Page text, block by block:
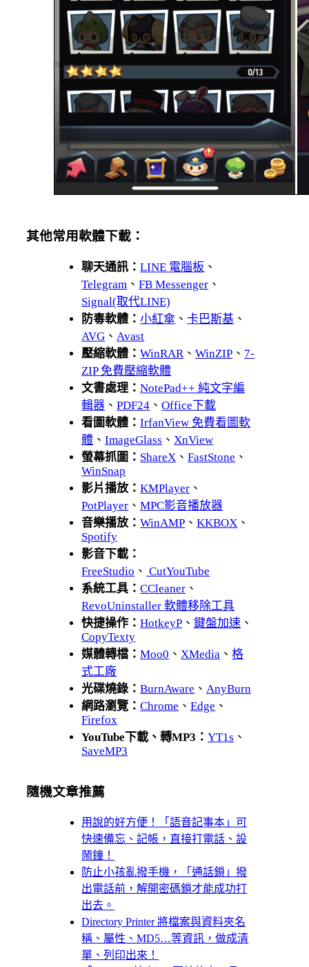
其他常用軟體下載：
聊天通訊：LINE 電腦板 、
Telegram 、FB Messenger 、
Signal(取代LINE)
防毒軟體：小紅傘 、卡巴斯基 、
AVG 、 Avast
壓縮軟體：WinRAR 、WinZIP 、 7-
ZIP 免費壓縮軟體
文書處理：NotePad++ 純文字編
輯器 、PDF24 、Office下載
看圖軟體：IrfanView 免費看圖軟
體 、ImageGlass 、 XnView
螢幕抓圖： ShareX 、FastStone 、
WinSnap
影片播放：KMPlayer 、
PotPlayer 、MPC影音播放器
音樂播放：WinAMP 、KKBOX 、
Spotify
影音下載：
FreeStudio 、 CutYouTube
系統工具：CCleaner 、
RevoUninstaller 軟體移除工具
快捷操作：HotkeyP 、鍵盤加速 、
CopyTexty
媒體轉檔：Moo0 、 XMedia 、格
式工廠
光碟燒錄：BurnAware 、 AnyBurn
網路瀏覽：Chrome 、Edge 、
Firefox
YouTube下載、轉MP3：YT1s 、
SaveMP3
隨機文章推薦
用說的好方便！「語音記事本」可
快速備忘、記帳，直接打電話、設
鬧鐘！
防止小孩亂撥手機，「通話鎖」撥
出電話前，解開密碼鎖才能成功打
出去。
Directory Printer 將檔案與資料夾名
稱、屬性、MD5…等資訊，做成清
單、列印出來！